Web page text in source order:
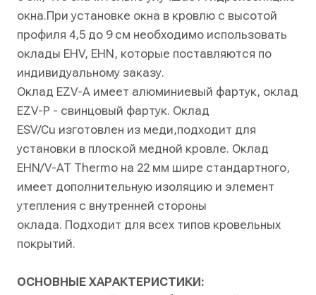
окна.При установке окна в кровлю с высотой
профиля 4,5 до 9 см необходимо использовать
оклады EHV, EHN, которые поставляются по
индивидуальному заказу.
Оклад EZV-A имеет алюминиевый фартук, оклад
EZV-P - свинцовый фартук. Оклад
ESV/Cu изготовлен из меди,подходит для
установки в плоской медной кровле. Оклад
EHN/V-AT Thermo на 22 мм шире стандартного,
имеет дополнительную изоляцию и элемент
утепления с внутренней стороны
оклада. Подходит для всех типов кровельных
покрытий.
ОСНОВНЫЕ ХАРАКТЕРИСТИКИ: